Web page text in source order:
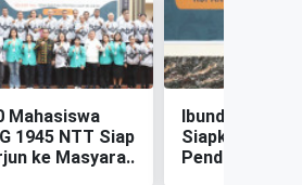
Mahasiswa
1945 NTT Siap
ke Masyara..
‎Ibunda Guru
Siapkan Pokja
Pendidikan